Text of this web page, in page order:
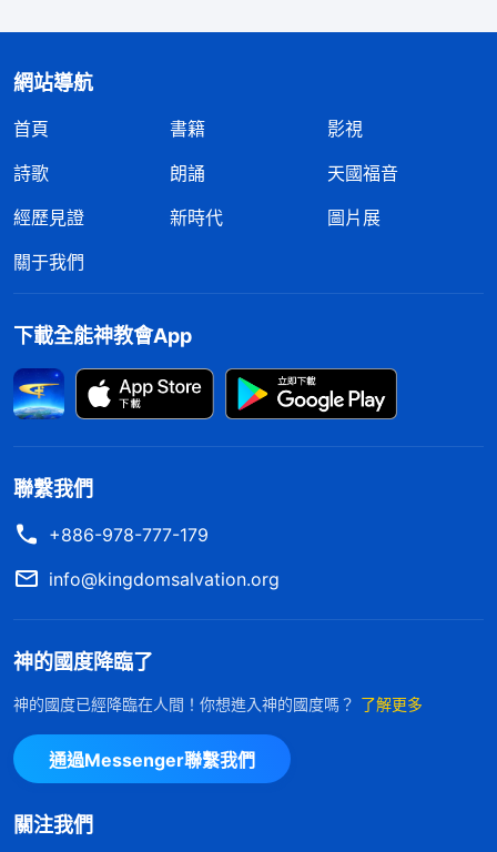
放詩歌。這時，詩歌的歌詞吸引了我：
至高處到了最低處，降落在人所生活的活地獄裏與人
共度天涯，從來不埋怨人間的寒酸，從來不責備人的
悖逆，而是忍受了極大的耻辱作着自己親自作的工
作。神怎麽能屬于地獄？怎麽能過地獄的生活呢？但
他為了全人類，為了整個人類早享安息，他忍辱含冤
將人救起，人有何資格抵擋神？有何理由再埋怨神？
2天上的神來在一個最污穢的淫亂之地，從不
喊冤，也不埋怨人，而是默默無聞地受着人的摧殘，
對人提出過分的要求，從不對人有無理的要求，只是
在任勞任怨為人作着一切人所需的工作：教導、開
啓、責備、話語熬煉、提醒、勸勉、安慰、審判、揭
示。哪一步不是為了人的生命？雖然將人的前途、命
運挪去，但神所作的哪一步不是為了人的命運？哪一
步不是為了人的生存？哪一步不是為了讓人擺脱這苦
人？誰能明白神的一顆慈母般的心？誰能理解神那急
網站導航
首頁 書籍
影視
詩歌
朗誦
天國福音
經歷見證
新時代
圖片展
關于我們
下載全能神教會App
聯繫我們
+886-978-777-179
info@kingdomsalvation.org
神的國度降臨了
神的國度已經降臨在人間！你想進入神的國度嗎？ 了解更多
通過Messenger聯繫我們
關注我們